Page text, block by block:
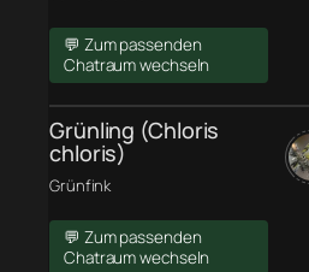
💬 Zum passenden
Chatraum wechseln
Grünling (Chloris
chloris)
Grünfink
💬 Zum passenden
Chatraum wechseln